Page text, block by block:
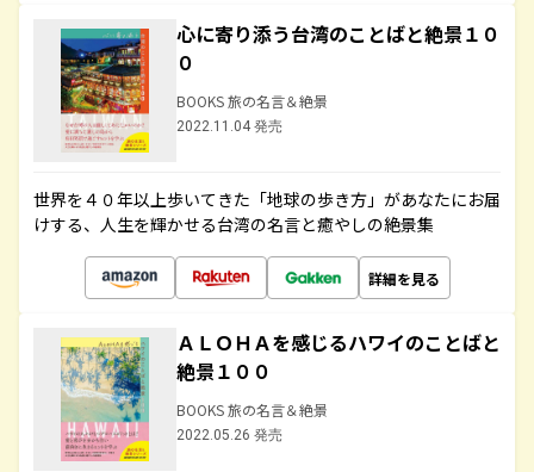
心に寄り添う台湾のことばと絶景１０
０
BOOKS 旅の名言＆絶景
2022.11.04 発売
世界を４０年以上歩いてきた「地球の歩き方」があなたにお届
けする、人生を輝かせる台湾の名言と癒やしの絶景集
詳細を見る
ＡＬＯＨＡを感じるハワイのことばと
絶景１００
BOOKS 旅の名言＆絶景
2022.05.26 発売